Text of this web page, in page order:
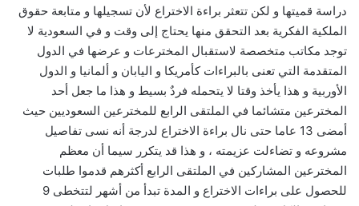
دراسة قميتها و لكن تتعثر براءة الاختراع لأن تسجيلها و متابعة حقوق
الملكية الفكرية بعد التحقق منها يحتاج إلى وقت و في السعودية لا
توجد مكاتب متخصصة لاستقبال المخترعات و عرضها في الدول
المتقدمة التي تعنى بالبراءات كأمريكا و اليابان و ألمانيا و الدول
الأوربية و هذا يأخذ وقتا لا يتحمله فردٌ بسيط و هذا ما جعل أحد
المخترعين متشائما في الملتقى الرابع للمخترعين السعوديين حيث
أمضى 13 عاما حتى نال براءة الاختراع لدرجة أنه نسى تفاصيل
مشروعه و تضاءلت عزيمته ، و هذا قد يتكرر سيما أن معظم
المخترعين المشاركين في الملتقى الرابع أكثرهم قدموا طلبات
للحصول على براءات الاختراع و المدة تبدأ من أشهر لتتخطى 9